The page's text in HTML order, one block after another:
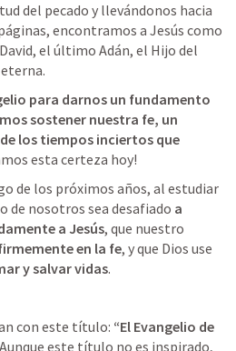
del pecado y llevándonos hacia
encontramos a Jesús como
el último Adán, el Hijo del
para darnos un fundamento
sostener nuestra fe, un
los tiempos inciertos que
esta certeza hoy!
de los próximos años, al estudiar
de nosotros sea desafiado a
a Jesús, que nuestro
en la fe, y que Dios use
y salvar vidas.
con este título: “El Evangelio de
Aunque este título no es inspirado,